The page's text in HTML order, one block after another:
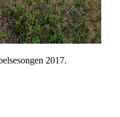
2017.